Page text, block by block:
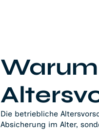
Die betriebliche
Absicherung im Alter,